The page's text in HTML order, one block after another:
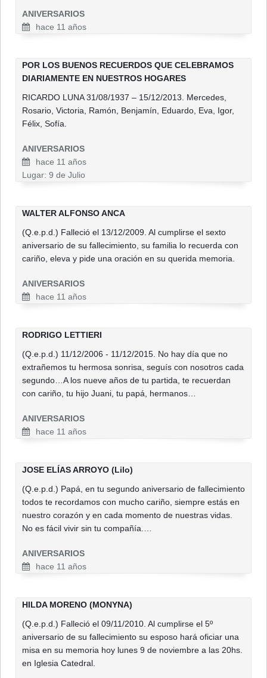
ANIVERSARIOS
hace 11 años
POR LOS BUENOS RECUERDOS QUE CELEBRAMOS
DIARIAMENTE EN NUESTROS HOGARES
RICARDO LUNA 31/08/1937 – 15/12/2013. Mercedes,
Rosario, Victoria, Ramón, Benjamín, Eduardo, Eva, Igor,
Félix, Sofía.
ANIVERSARIOS
hace 11 años
Lugar: 9 de Julio
WALTER ALFONSO ANCA
(Q.e.p.d.) Falleció el 13/12/2009. Al cumplirse el sexto
aniversario de su fallecimiento, su familia lo recuerda con
cariño, eleva y pide una oración en su querida memoria.
ANIVERSARIOS
hace 11 años
RODRIGO LETTIERI
(Q.e.p.d.) 11/12/2006 - 11/12/2015. No hay día que no
extrañemos tu hermosa sonrisa, seguís con nosotros cada
segundo…A los nueve años de tu partida, te recuerdan
con cariño, tu hijo Juani, tu papá, hermanos…
ANIVERSARIOS
hace 11 años
JOSE ELÍAS ARROYO (Lilo)
(Q.e.p.d.) Papá, en tu segundo aniversario de fallecimiento
todos te recordamos con mucho cariño, siempre estás en
nuestro corazón y en cada momento de nuestras vidas.
No es fácil vivir sin tu compañía.…
ANIVERSARIOS
hace 11 años
HILDA MORENO (MONYNA)
(Q.e.p.d.) Falleció el 09/11/2010. Al cumplirse el 5º
aniversario de su fallecimiento su esposo hará oficiar una
misa en su memoria hoy lunes 9 de noviembre a las 20hs.
en Iglesia Catedral.